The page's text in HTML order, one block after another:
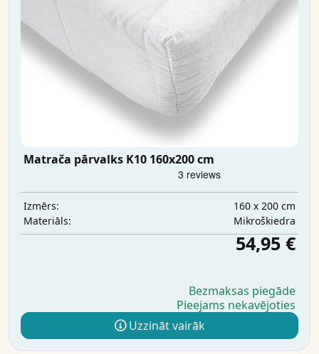
Matrača pārvalks K10 160x200 cm
Izmērs:
160 x 200 cm
Materiāls:
Mikrošķiedra
54,95 €
Bezmaksas piegāde
Pieejams nekavējoties
Uzzināt vairāk